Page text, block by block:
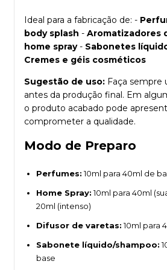
Ideal para a fabricação de: -
body splash - Aromatizadores
home spray- Sabonetes
Cremes e géis cosméticos
Sugestão de uso: Faça sempre
antes da produção final. Em
o produto acabado pode
comprometer a qualidade.
Modo de Preparo
Perfumes:10ml para 40ml de
Home Spray:10ml para 40ml
20ml (intenso)
Difusor de varetas:10ml para
Sabonete líquido/shampoo:
base